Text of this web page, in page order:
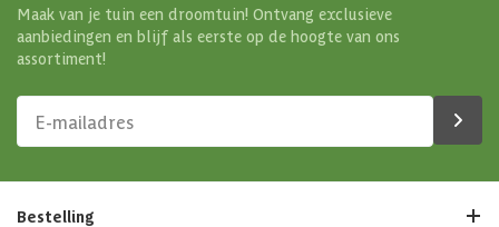
Maak van je tuin een droomtuin! Ontvang exclusieve
aanbiedingen en blijf als eerste op de hoogte van ons
assortiment!
Bestelling